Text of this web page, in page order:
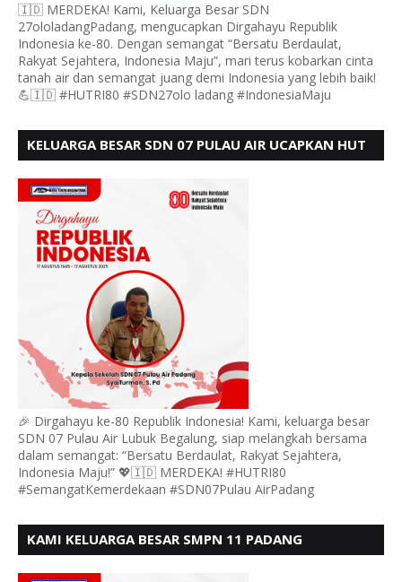
🇮🇩 MERDEKA! Kami, Keluarga Besar SDN
27ololadangPadang, mengucapkan Dirgahayu Republik
Indonesia ke-80. Dengan semangat “Bersatu Berdaulat,
Rakyat Sejahtera, Indonesia Maju”, mari terus kobarkan cinta
tanah air dan semangat juang demi Indonesia yang lebih baik!
💪🇮🇩 #HUTRI80 #SDN27olo ladang #IndonesiaMaju
KELUARGA BESAR SDN 07 PULAU AIR UCAPKAN HUT
🎉 Dirgahayu ke-80 Republik Indonesia! Kami, keluarga besar
SDN 07 Pulau Air Lubuk Begalung, siap melangkah bersama
dalam semangat: “Bersatu Berdaulat, Rakyat Sejahtera,
Indonesia Maju!” 💖🇮🇩 MERDEKA! #HUTRI80
#SemangatKemerdekaan #SDN07Pulau AirPadang
KAMI KELUARGA BESAR SMPN 11 PADANG